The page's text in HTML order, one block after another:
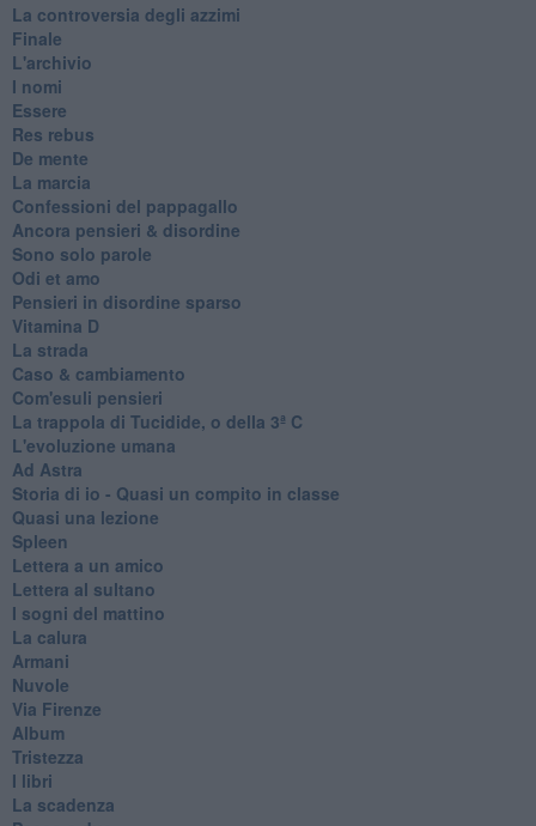
La controversia degli azzimi
Finale
L'archivio
I nomi
Essere
Res rebus
De mente
La marcia
Confessioni del pappagallo
Ancora pensieri & disordine
Sono solo parole
Odi et amo
Pensieri in disordine sparso
Vitamina D
La strada
Caso & cambiamento
Com'esuli pensieri
La trappola di Tucidide, o della 3ª C
L'evoluzione umana
Ad Astra
Storia di io - Quasi un compito in classe
Quasi una lezione
Spleen
Lettera a un amico
Lettera al sultano
I sogni del mattino
La calura
Armani
Nuvole
Via Firenze
Album
Tristezza
I libri
La scadenza